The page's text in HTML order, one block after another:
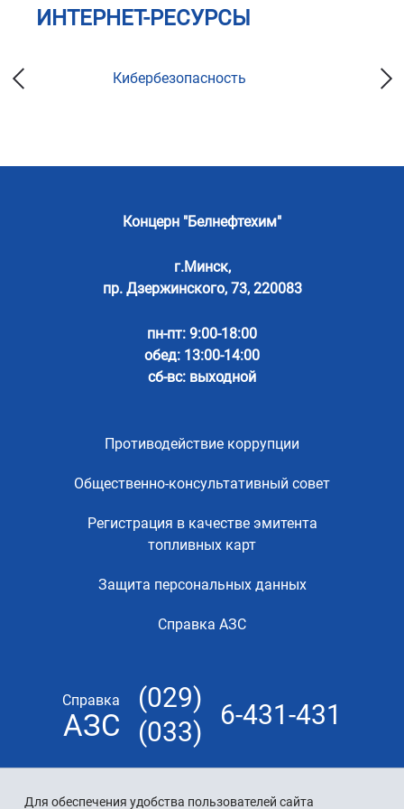
Для обеспечения удобства пользователей сайта
ИНТЕРНЕТ-РЕСУРСЫ
Кибербезопасность
Концерн "Белнефтехим"
г.Минск,
пр. Дзержинского, 73, 220083
пн-пт: 9:00-18:00
обед: 13:00-14:00
сб-вс: выходной
Противодействие коррупции
Общественно-консультативный совет
Регистрация в качестве эмитента
топливных карт
Защита персональных данных
Справка АЗС
Справка
АЗС
(029)
(033)
6-431-431